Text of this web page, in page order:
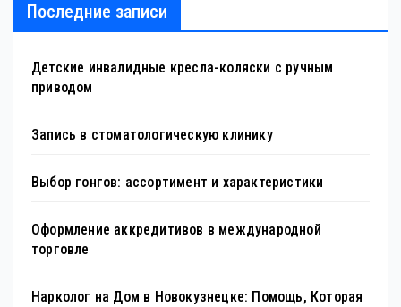
Последние записи
Детские инвалидные кресла-коляски с ручным
приводом
Запись в стоматологическую клинику
Выбор гонгов: ассортимент и характеристики
Оформление аккредитивов в международной
торговле
Нарколог на Дом в Новокузнецке: Помощь, Которая